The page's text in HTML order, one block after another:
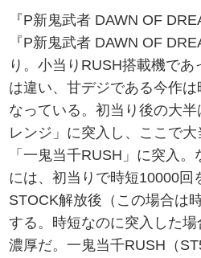
『P新鬼武者 DAWN OF
『P新鬼武者 DAWN OF
り。小当りRUSH搭載機であ
は違い、甘デジである今作
なっている。初当り後の大
レンジ」に突入し、ここで
「一鬼当千RUSH」に突入
には、初当りで時短10000回
STOCK解放後（この場合は
する。時短なのに突入した
濃厚だ。一鬼当千RUSH（